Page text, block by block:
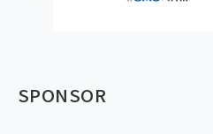
SPONSOR